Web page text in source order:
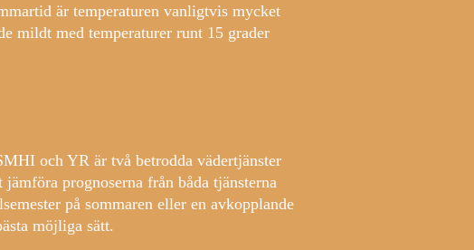
är temperaturen vanligtvis mycket
mildt med temperaturer runt 15 grader
och YR är två betrodda vädertjänster
prognoserna från båda tjänsterna
på sommaren eller en avkopplande
möjliga sätt.